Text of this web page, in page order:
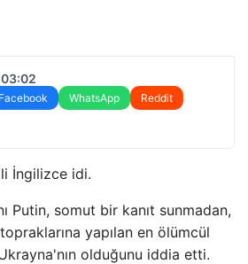
Facebook WhatsApp
Reddit
İngilizce idi.
Putin, somut bir kanıt sunmadan,
yapılan en ölümcül
Ukrayna'nın olduğunu iddia etti.